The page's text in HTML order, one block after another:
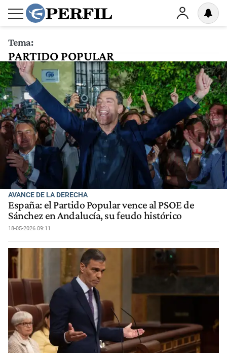
Tema:
PARTIDO POPULAR
AVANCE DE LA DERECHA
España: el Partido Popular vence al PSOE de
Sánchez en Andalucía, su feudo histórico
18-05-2026 09:11